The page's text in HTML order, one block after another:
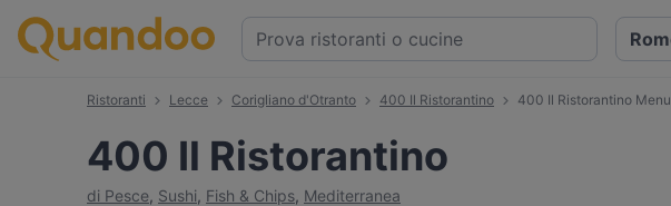
Ristoranti Lecce Corigliano d'Otranto 400 Il Ristorantino 400 Il Ristorantino Menu
400 Il Ristorantino
di Pesce, Sushi, Fish & Chips, Mediterranea